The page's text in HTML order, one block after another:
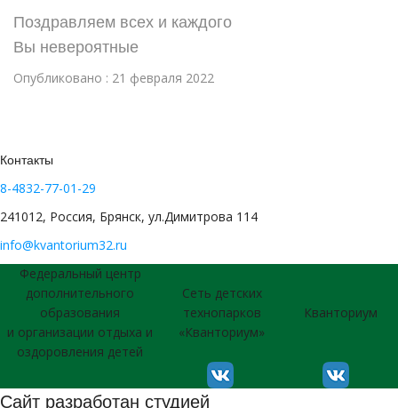
Поздравляем всех и каждого
Вы невероятные
Опубликовано : 21 февраля 2022
Контакты
8-4832-77-01-29
241012, Россия, Брянск, ул.Димитрова 114
info@kvantorium32.ru
Федеральный центр
дополнительного
образования
и организации отдыха и
оздоровления детей
Сеть детских
технопарков
«Кванториум»
Кванториум
Сайт разработан студией